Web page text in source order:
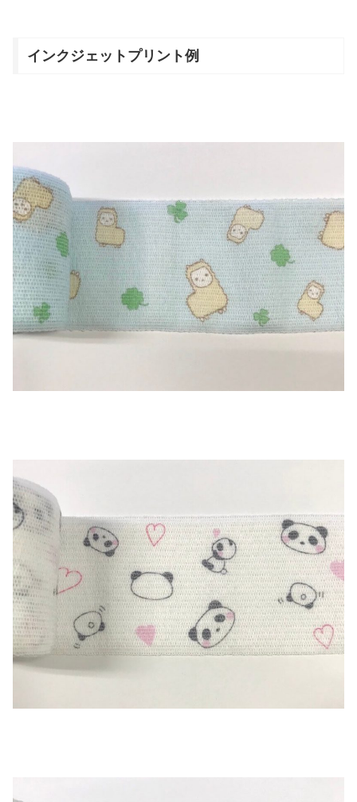
インクジェットプリント例